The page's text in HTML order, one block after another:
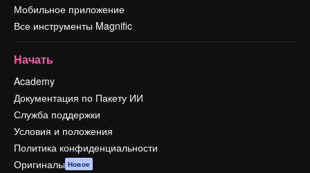
Мобильное приложение
Все инструменты Magnific
Начать
Academy
Документация по Пакету ИИ
Служба поддержки
Условия и положения
Политика конфиденциальности
Оригиналы Новое